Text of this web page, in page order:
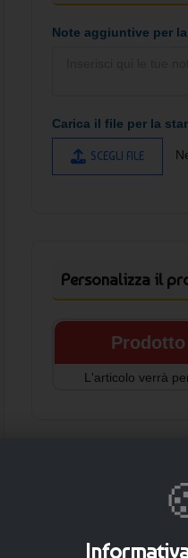
Note aggiuntive per
Carica il file per la
SCEGLI FILE
Personalizza il
L'articolo verrà